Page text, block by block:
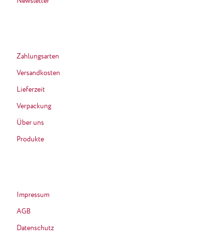
Zahlungsarten
Versandkosten
Lieferzeit
Verpackung
Über uns
Produkte
Impressum
AGB
Datenschutz